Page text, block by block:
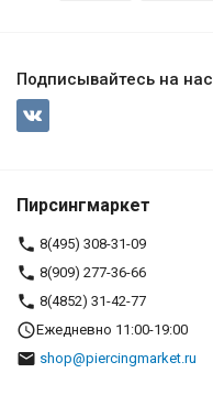
Подписывайтесь на нас
Пирсингмаркет
8(495) 308-31-09
8(909) 277-36-66
8(4852) 31-42-77
Ежедневно 11:00-19:00
shop@piercingmarket.ru